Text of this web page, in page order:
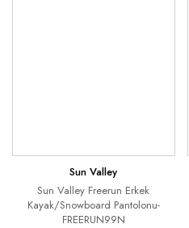
Sun Valley
Sun Valley Freerun Erkek
Kayak/Snowboard Pantolonu-
FREERUN99N